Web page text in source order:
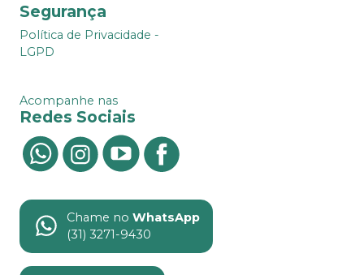
Segurança
Política de Privacidade -
LGPD
Acompanhe nas
Redes Sociais
Chame no WhatsApp
(31) 3271-9430